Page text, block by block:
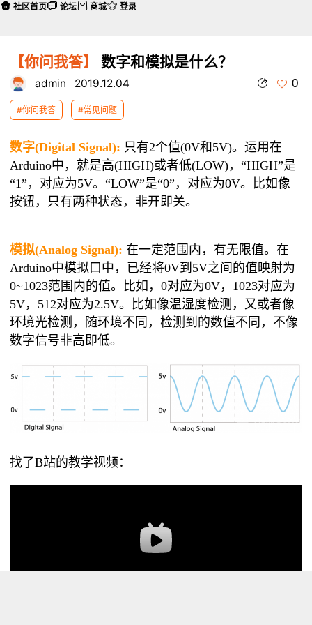
【你问我答】 数字和模拟是什么？
admin 2019.12.04 0
#你问我答 #常见问题
数字(Digital Signal): 只有2个值(0V和5V)。运用在
Arduino中，就是高(HIGH)或者低(LOW)，“HIGH”是
“1”，对应为5V。“LOW”是“0”，对应为0V。比如像
按钮，只有两种状态，非开即关。
模拟(Analog Signal):在一定范围内，有无限值。在
Arduino中模拟口中，已经将0V到5V之间的值映射为
0~1023范围内的值。比如，0对应为0V，1023对应为
5V，512对应为2.5V。比如像温湿度检测，又或者像
环境光检测，随环境不同，检测到的数值不同，不像
数字信号非高即低。
找了B站的教学视频：
社区首页 论坛 商城 登录